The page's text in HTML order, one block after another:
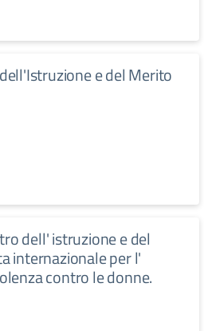
e del Merito
dell' istruzione e del
internazionale per l'
contro le donne.